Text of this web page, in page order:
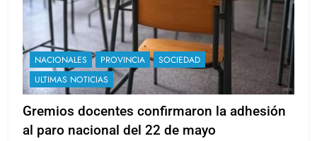
NACIONALES PROVINCIA
SOCIEDAD
ULTIMAS NOTICIAS
Gremios docentes confirmaron la adhesión
al paro nacional del 22 de mayo